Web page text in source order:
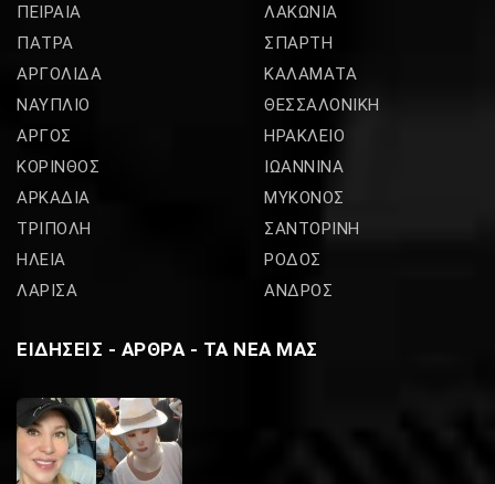
ΠΕΙΡΑΙΑ
ΠΑΤΡΑ
ΑΡΓΟΛΙΔΑ
ΝΑΥΠΛΙΟ
ΑΡΓΟΣ
ΚΟΡΙΝΘΟΣ
ΑΡΚΑΔΙΑ
ΤΡΙΠΟΛΗ
ΗΛΕΙΑ
ΛΑΡΙΣΑ
ΛΑΚΩΝΙΑ
ΣΠΑΡΤΗ
ΚΑΛΑΜΑΤΑ
ΘΕΣΣΑΛΟΝΙΚΗ
ΗΡΑΚΛΕΙΟ
ΙΩΑΝΝΙΝΑ
ΜΥΚΟΝΟΣ
ΣΑΝΤΟΡΙΝΗ
ΡΟΔΟΣ
ΑΝΔΡΟΣ
ΕΙΔΗΣΕΙΣ - ΑΡΘΡΑ - ΤΑ ΝΕΑ ΜΑΣ